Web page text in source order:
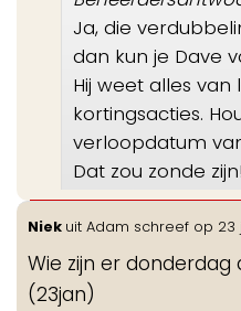
Ja, die
dan kun je Dave
Hij weet alles
kortingsacties.
verloopdatum
Dat zou zonde zijn!
Niek uit Adam schreef op 23
Wie zijn er donderdag
(23jan)